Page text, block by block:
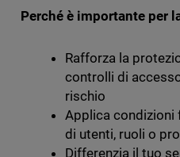
Perché è importante per
Rafforza la
controlli di
rischio
Applica condizioni
di utenti, ruoli o
Differenzia il tuo